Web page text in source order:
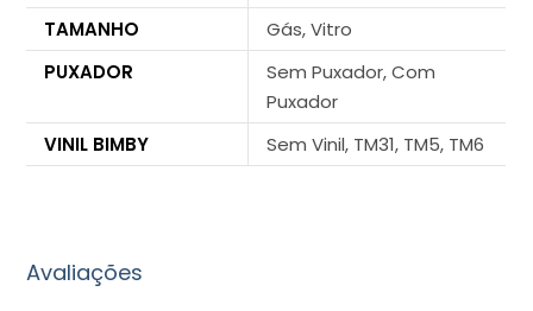
TAMANHO
Gás, Vitro
PUXADOR
Sem Puxador, Com
Puxador
VINIL BIMBY
Sem Vinil, TM31, TM5, TM6
Avaliações